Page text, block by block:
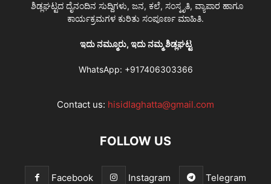
ಶಿಡ್ಲಘಟ್ಟದ ದೈನಂದಿನ ಸುದ್ದಿಗಳು, ಜನ, ಕಲೆ, ಸಂಸ್ಕೃತಿ, ವ್ಯಾಪಾರ ಹಾಗೂ
ಕಾರ್ಯಕ್ರಮಗಳ ಕುರಿತು ಸಂಪೂರ್ಣ ಮಾಹಿತಿ.
ಇದು ನಮ್ಮೂರು, ಇದು ನಮ್ಮ ಶಿಡ್ಲಘಟ್ಟ
WhatsApp: +917406303366
Contact us: hisidlaghatta@gmail.com
FOLLOW US
Facebook Instagram Telegram